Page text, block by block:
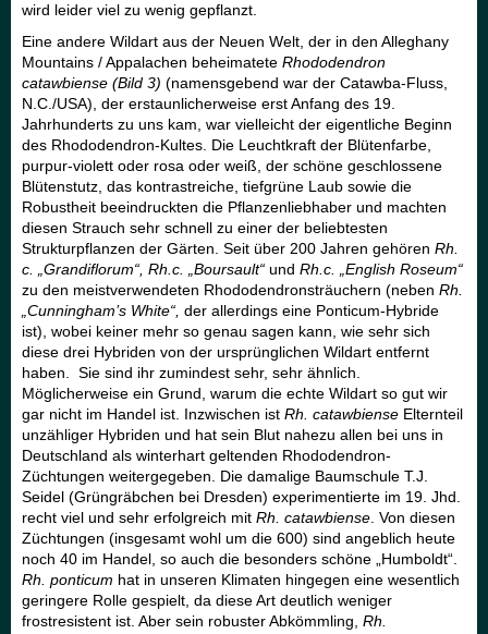
wird leider viel zu wenig gepflanzt.
Eine andere Wildart aus der Neuen Welt, der in den Alleghany
Mountains / Appalachen beheimatete Rhododendron
catawbiense (Bild 3) (namensgebend war der Catawba-Fluss,
N.C./USA), der erstaunlicherweise erst Anfang des 19.
Jahrhunderts zu uns kam, war vielleicht der eigentliche Beginn
des Rhododendron-Kultes. Die Leuchtkraft der Blütenfarbe,
purpur-violett oder rosa oder weiß, der schöne geschlossene
Blütenstutz, das kontrastreiche, tiefgrüne Laub sowie die
Robustheit beeindruckten die Pflanzenliebhaber und machten
diesen Strauch sehr schnell zu einer der beliebtesten
Strukturpflanzen der Gärten. Seit über 200 Jahren gehören Rh.
c. „Grandiflorum“, Rh.c. „Boursault“ und Rh.c. „English Roseum“
zu den meistverwendeten Rhododendronsträuchern (neben Rh.
„Cunningham’s White“, der allerdings eine Ponticum-Hybride
ist), wobei keiner mehr so genau sagen kann, wie sehr sich
diese drei Hybriden von der ursprünglichen Wildart entfernt
haben. Sie sind ihr zumindest sehr, sehr ähnlich.
Möglicherweise ein Grund, warum die echte Wildart so gut wir
gar nicht im Handel ist. Inzwischen ist Rh. catawbiense Elternteil
unzähliger Hybriden und hat sein Blut nahezu allen bei uns in
Deutschland als winterhart geltenden Rhododendron-
Züchtungen weitergegeben. Die damalige Baumschule T.J.
Seidel (Grüngräbchen bei Dresden) experimentierte im 19. Jhd.
recht viel und sehr erfolgreich mit Rh. catawbiense . Von diesen
Züchtungen (insgesamt wohl um die 600) sind angeblich heute
noch 40 im Handel, so auch die besonders schöne „Humboldt“.
Rh. ponticum hat in unseren Klimaten hingegen eine wesentlich
geringere Rolle gespielt, da diese Art deutlich weniger
frostresistent ist. Aber sein robuster Abkömmling, Rh.